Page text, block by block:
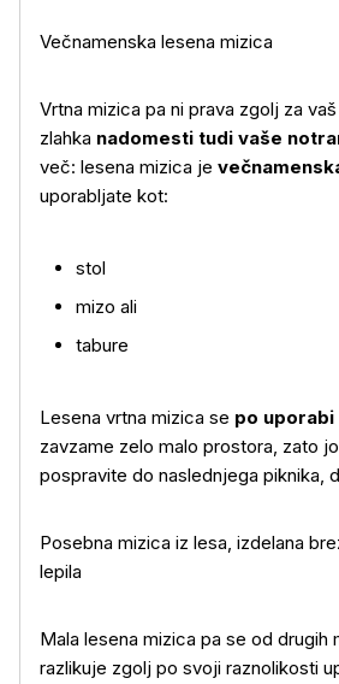
Več o izdelku
Večnamenska lesena mizica
Vrtna mizica pa ni prava zgolj za
zlahka nadomesti tudi vaše
več: lesena mizica je
uporabljate kot:
stol
mizo ali
tabure
Lesena vrtna mizica se po
zavzame zelo malo prostora, zato
pospravite do naslednjega piknika,
Posebna mizica iz lesa, izdelana
lepila
Mala lesena mizica pa se od drugih
razlikuje zgolj po svoji raznolikosti